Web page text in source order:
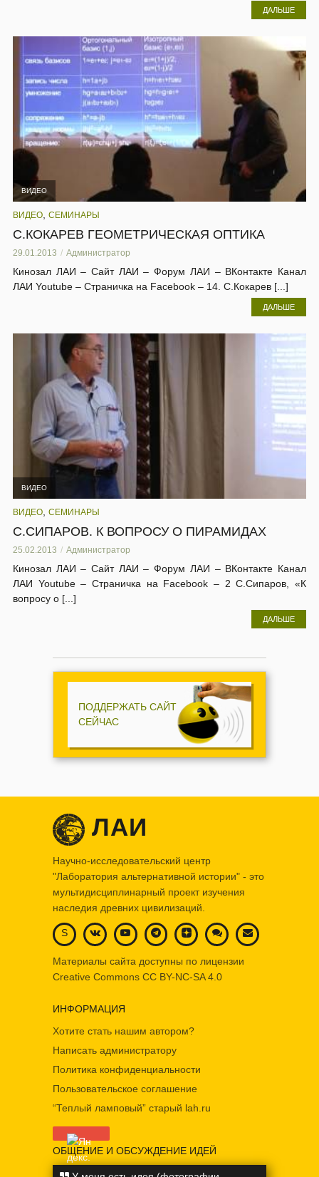
ДАЛЬШЕ
ВИДЕО
ВИДЕО СЕМИНАРЫ
С.КОКАРЕВ ГЕОМЕТРИЧЕСКАЯ ОПТИКА
29.01.2013 Администратор
Кинозал ЛАИ – Сайт ЛАИ – Форум ЛАИ – ВКонтакте Канал
ЛАИ Youtube – Страничка на Facebook – 14. С.Кокарев [...]
ДАЛЬШЕ
ВИДЕО
ВИДЕО СЕМИНАРЫ
C.CИПAPOВ. К ВОПРОСУ О ПИРАМИДАХ
25.02.2013 Администратор
Кинозал ЛАИ – Сайт ЛАИ – Форум ЛАИ – ВКонтакте Канал
ЛАИ Youtube – Страничка на Facebook – 2 C.Cипapoв, «К
вопросу о [...]
ДАЛЬШЕ
ПОДДЕРЖАТЬ САЙТ
СЕЙЧАС
ЛАИ
Научно-исследовательский центр
"Лаборатория альтернативной истории" - это
мультидисциплинарный проект изучения
наследия древних цивилизаций.
S
Материалы сайта доступны по лицензии
Creative Commons CC BY-NC-SA 4.0
ИНФОРМАЦИЯ
Хотите стать нашим автором?
Написать администратору
Политика конфиденциальности
Пользовательское соглашение
“Теплый ламповый” старый lah.ru
ОБЩЕНИЕ И ОБСУЖДЕНИЕ ИДЕЙ